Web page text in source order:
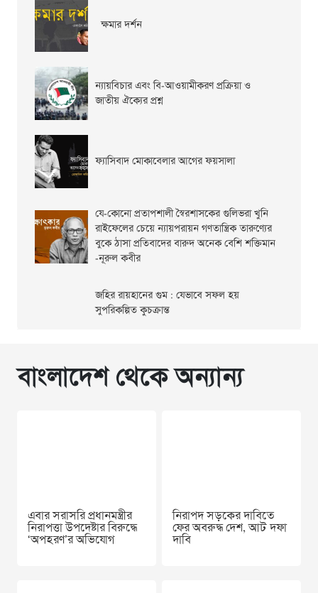
ক্ষমার দর্শন
ন্যায়বিচার এবং বি-আওয়ামীকরণ প্রক্রিয়া ও
জাতীয় ঐক্যের প্রশ্ন
ফ্যাসিবাদ মোকাবেলার আগের ফয়সালা
যে-কোনো প্রতাপশালী স্বৈরশাসকের গুলিভরা খুনি
রাইফেলের চেয়ে ন্যায়পরায়ন গণতান্ত্রিক তারুণ্যের
বুকে ঠাসা প্রতিবাদের বারুদ অনেক বেশি শক্তিমান
-নূরুল কবীর
জহির রায়হানের গুম : যেভাবে সফল হয়
সুপরিকল্পিত কুচক্রান্ত
বাংলাদেশ থেকে অন্যান্য
এবার সরাসরি প্রধানমন্ত্রীর
নিরাপত্তা উপদেষ্টার বিরুদ্ধে
‘অপহরণ’র অভিযোগ
নিরাপদ সড়কের দাবিতে
ফের অবরুদ্ধ দেশ, আট দফা
দাবি